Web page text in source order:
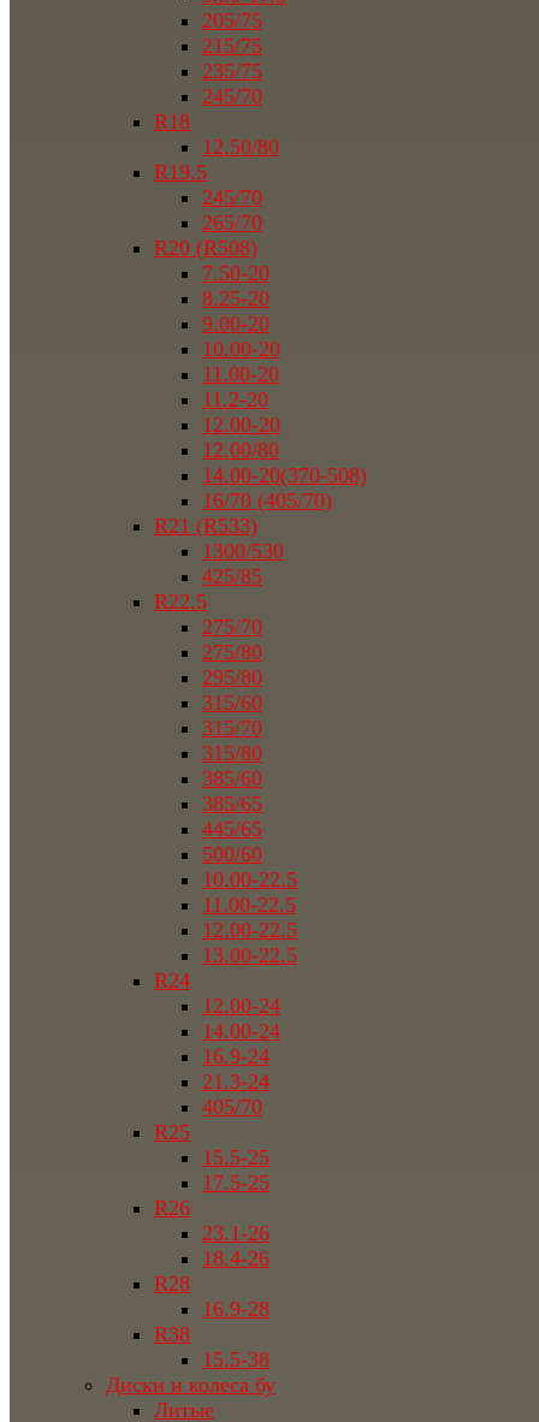
205/75
215/75
235/75
245/70
R18
12.50/80
R19.5
245/70
265/70
R20 (R508)
7.50-20
8.25-20
9.00-20
10.00-20
11.00-20
11.2-20
12.00-20
12.00/80
14.00-20(370-508)
16/70 (405/70)
R21 (R533)
1300/530
425/85
R22.5
275/70
275/80
295/80
315/60
315/70
315/80
385/60
385/65
445/65
500/60
10.00-22.5
11.00-22.5
12.00-22.5
13.00-22.5
R24
12.00-24
14.00-24
16.9-24
21.3-24
405/70
R25
15.5-25
17.5-25
R26
23.1-26
18.4-26
R28
16.9-28
R38
15.5-38
Диски и колеса бу
Литые